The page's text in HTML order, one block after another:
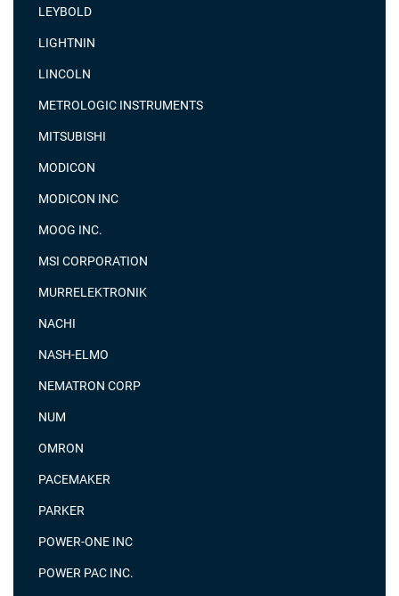
LEYBOLD
LIGHTNIN
LINCOLN
METROLOGIC INSTRUMENTS
MITSUBISHI
MODICON
MODICON INC
MOOG INC.
MSI CORPORATION
MURRELEKTRONIK
NACHI
NASH-ELMO
NEMATRON CORP
NUM
OMRON
PACEMAKER
PARKER
POWER-ONE INC
POWER PAC INC.